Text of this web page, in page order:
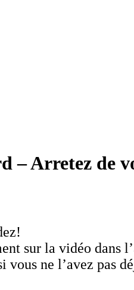
– Arretez de
sur la vidéo dans
vous ne l’avez pas